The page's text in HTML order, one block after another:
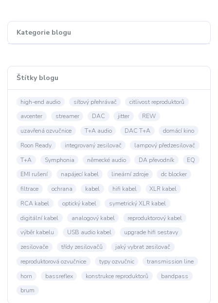
Kategorie blogu
Štítky blogu
high-end audio síťový přehrávač
citlivost reproduktorů
avcenter
streamer DAC jitter
REW
uzavřená ozvučnice
T+A audio DAC T+A
domácí kino
Roon Ready
integrovaný zesilovač
lampový předzesilovač
T+A
Symphonia německé audio DA převodník
EQ
EMI rušení
napájecí kabel lineární zdroje
dc blocker
filtrace
ochrana kabel hifi kabel
XLR kabel
RCA kabel
optický kabel
symetrický XLR kabel
digitální kabel
analogový kabel
reproduktorový kabel
výběr kabelu
USB audio kabel
upgrade hifi sestavy
zesilovače
třídy zesilovačů
jaký vybrat zesilovač
reproduktorová ozvučnice
typy ozvučnic
transmission line
horn
bassreflex konstrukce reproduktorů
bandpass
brum